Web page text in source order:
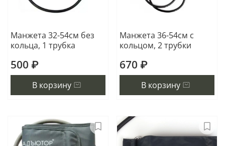
Манжета 32-54см без
кольца, 1 трубка
500 ₽
В корзину
Манжета 36-54см с
кольцом, 2 трубки
670 ₽
В корзину